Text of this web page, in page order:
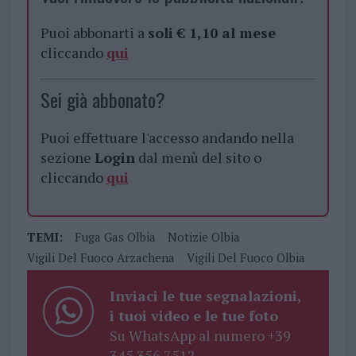
Puoi abbonarti a soli € 1,10 al mese
cliccando qui
Sei già abbonato?
Puoi effettuare l'accesso andando nella
sezione Logindal menù del sito o
cliccando qui
TEMI: Fuga Gas Olbia
Notizie Olbia
Vigili Del Fuoco Arzachena
Vigili Del Fuoco Olbia
Inviaci le tue segnalazioni,
i tuoi video e le tue foto
Su WhatsApp al numero +39